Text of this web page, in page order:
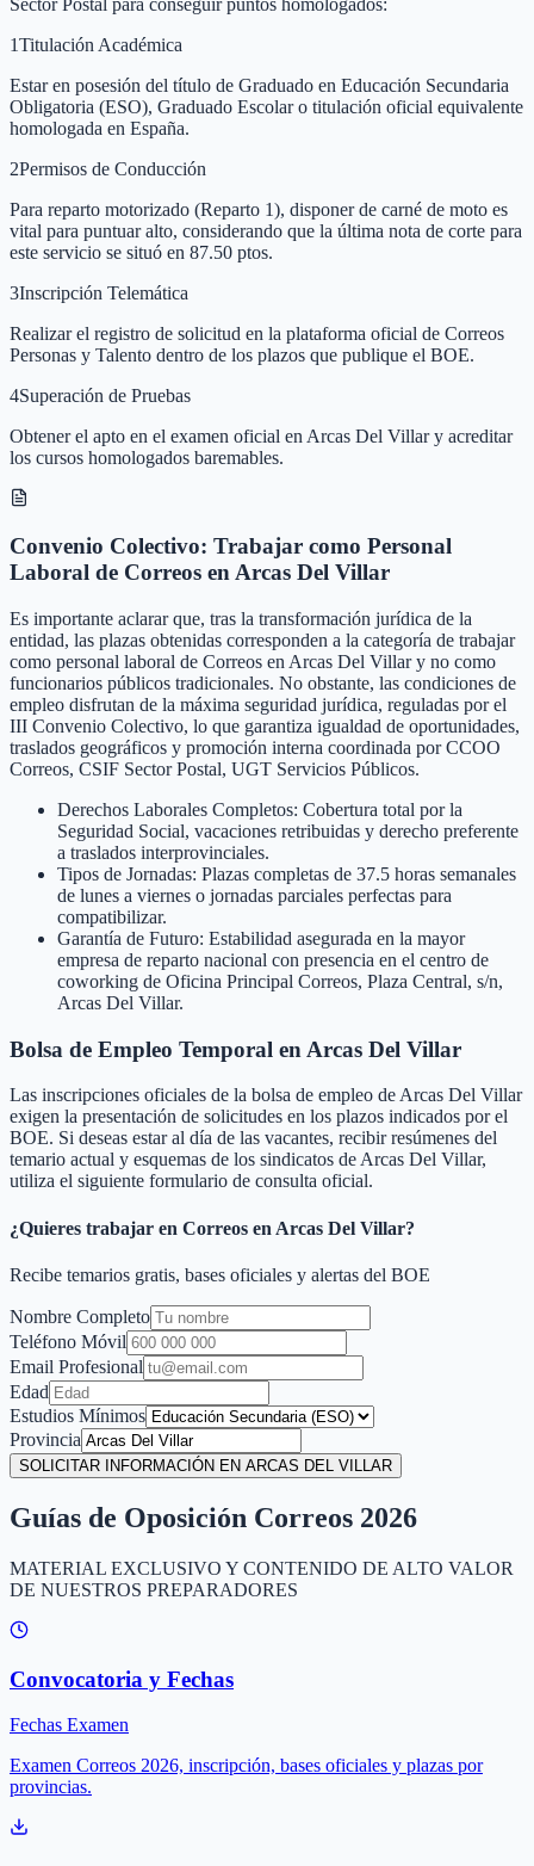
1Titulación Académica
Estar en posesión del título de Graduado en Educación Secundaria
Obligatoria (ESO), Graduado Escolar o titulación oficial equivalente
homologada en España.
2Permisos de Conducción
Para reparto motorizado (Reparto 1), disponer de carné de moto es
vital para puntuar alto, considerando que la última nota de corte para
este servicio se situó en 87.50 ptos.
3Inscripción Telemática
Realizar el registro de solicitud en la plataforma oficial de Correos
Personas y Talento dentro de los plazos que publique el BOE.
4Superación de Pruebas
Obtener el apto en el examen oficial en Arcas Del Villar y acreditar
los cursos homologados baremables.
Convenio Colectivo: Trabajar como Personal
Laboral de Correos en Arcas Del Villar
Es importante aclarar que, tras la transformación jurídica de la
entidad, las plazas obtenidas corresponden a la categoría de trabajar
como personal laboral de Correos en Arcas Del Villar y no como
funcionarios públicos tradicionales. No obstante, las condiciones de
empleo disfrutan de la máxima seguridad jurídica, reguladas por el
III Convenio Colectivo, lo que garantiza igualdad de oportunidades,
traslados geográficos y promoción interna coordinada por CCOO
Correos, CSIF Sector Postal, UGT Servicios Públicos.
Derechos Laborales Completos: Cobertura total por la
Seguridad Social, vacaciones retribuidas y derecho preferente
a traslados interprovinciales.
Tipos de Jornadas: Plazas completas de 37.5 horas semanales
de lunes a viernes o jornadas parciales perfectas para
compatibilizar.
Garantía de Futuro: Estabilidad asegurada en la mayor
empresa de reparto nacional con presencia en el centro de
coworking de Oficina Principal Correos, Plaza Central, s/n,
Arcas Del Villar.
Bolsa de Empleo Temporal en Arcas Del Villar
Las inscripciones oficiales de la bolsa de empleo deArcas Del Villar
exigen la presentación de solicitudes en los plazos indicados por el
BOE. Si deseas estar al día de las vacantes, recibir resúmenes del
temario actual y esquemas de los sindicatos deArcas Del Villar,
utiliza el siguiente formulario de consulta oficial.
¿Quieres trabajar en Correos en Arcas Del Villar?
Recibe temarios gratis, bases oficiales y alertas del BOE
Nombre Completo
Teléfono Móvil
Email Profesional
Edad
Estudios Mínimos
Provincia
SOLICITAR INFORMACIÓN EN ARCAS DEL VILLAR
Guías de Oposición Correos 2026
MATERIAL EXCLUSIVO Y CONTENIDO DE ALTO VALOR
DE NUESTROS PREPARADORES
Convocatoria y Fechas
Fechas Examen
Examen Correos 2026, inscripción, bases oficiales y plazas por
provincias.